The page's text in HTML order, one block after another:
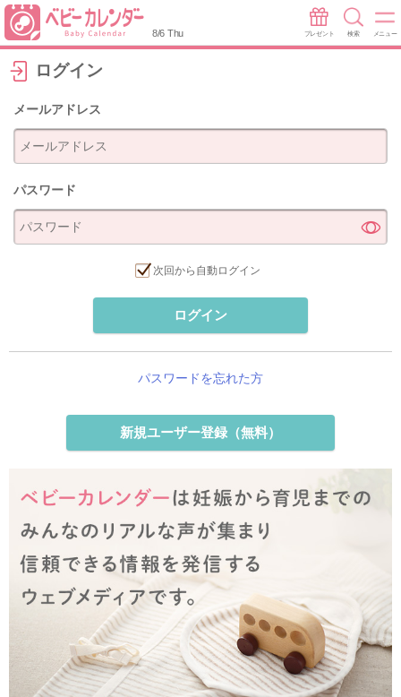
8/6 Thu プレゼント 検索 メニュー
ログイン
メールアドレス
パスワード
次回から自動ログイン
ログイン
パスワードを忘れた方
新規ユーザー登録（無料）